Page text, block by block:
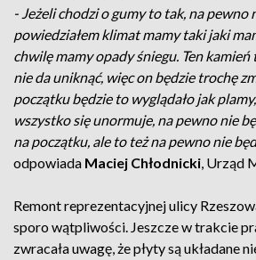
- Jeżeli chodzi o gumy to tak, na pewno
powiedziałem klimat mamy taki jaki
chwilę mamy opady śniegu. Ten kamień
nie da uniknąć, więc on będzie trochę
początku będzie to wyglądało jak
wszystko się unormuje, na pewno nie
na początku, ale to też na pewno nie
odpowiada Maciej Chłodnicki, Urząd
Remont reprezentacyjnej ulicy
sporo wątpliwości. Jeszcze w trakcie
zwracała uwagę, że płyty są układane